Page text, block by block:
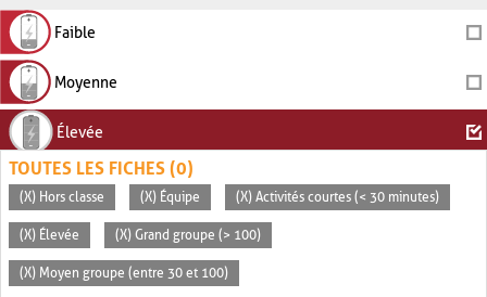
Faible
Moyenne
Élevée
TOUTES LES FICHES (0)
(X) Hors classe (X) Équipe (X) Activités courtes (< 30 minutes)
(X) Élevée (X) Grand groupe (> 100)
(X) Moyen groupe (entre 30 et 100)